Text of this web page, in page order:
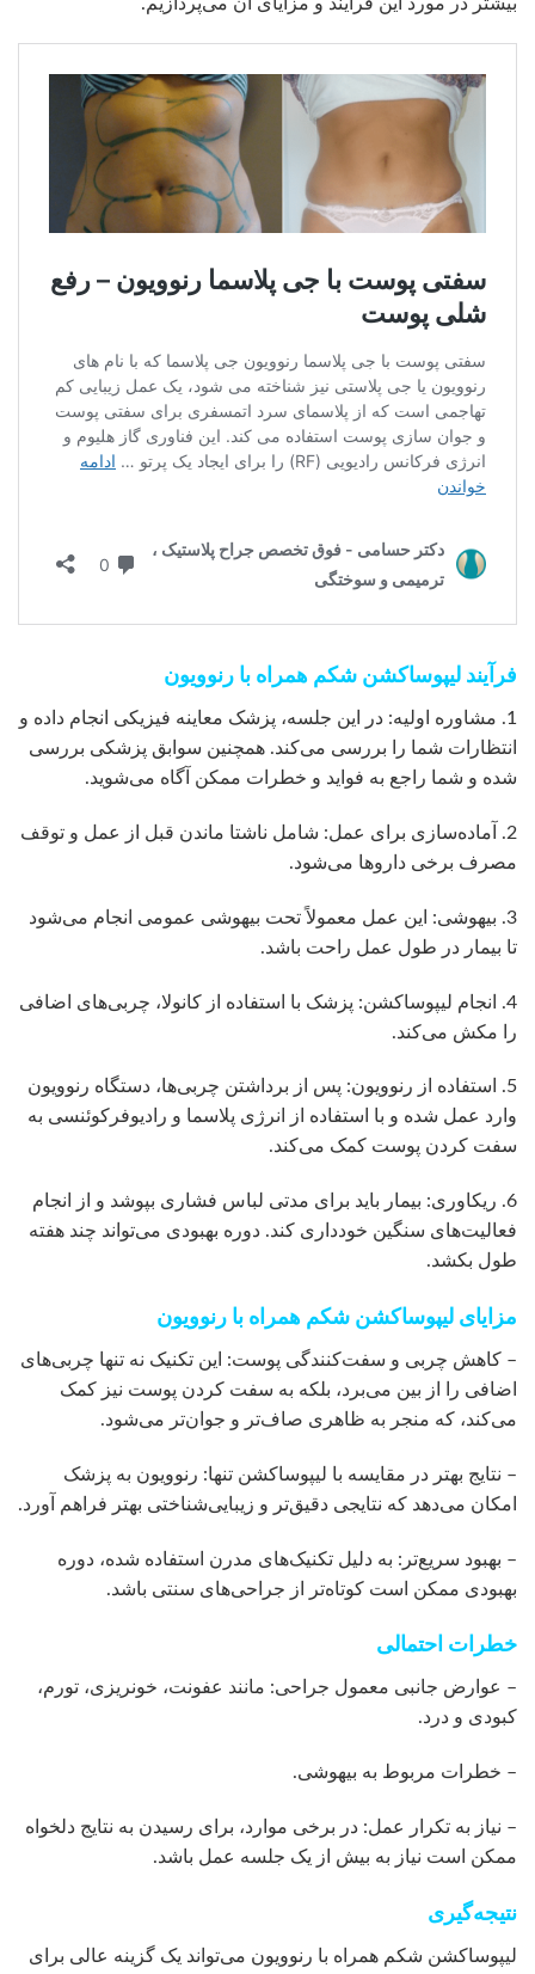
فرآیند لیپوساکشن شکم همراه با رنوویون
1. مشاوره اولیه: در این جلسه، پزشک معاینه فیزیکی انجام داده و
انتظارات شما را بررسی می‌کند. همچنین سوابق پزشکی بررسی
شده و شما راجع به فواید و خطرات ممکن آگاه می‌شوید.
2. آماده‌سازی برای عمل: شامل ناشتا ماندن قبل از عمل و توقف
مصرف برخی داروها می‌شود.
3. بیهوشی: این عمل معمولاً تحت بیهوشی عمومی انجام می‌شود
تا بیمار در طول عمل راحت باشد.
4. انجام لیپوساکشن: پزشک با استفاده از کانولا، چربی‌های اضافی
را مکش می‌کند.
5. استفاده از رنوویون: پس از برداشتن چربی‌ها، دستگاه رنوویون
وارد عمل شده و با استفاده از انرژی پلاسما و رادیوفرکوئنسی به
سفت کردن پوست کمک می‌کند.
6. ریکاوری: بیمار باید برای مدتی لباس فشاری بپوشد و از انجام
فعالیت‌های سنگین خودداری کند. دوره بهبودی می‌تواند چند هفته
طول بکشد.
مزایای لیپوساکشن شکم همراه با رنوویون
– کاهش چربی و سفت‌کنندگی پوست: این تکنیک نه تنها چربی‌های
اضافی را از بین می‌برد، بلکه به سفت کردن پوست نیز کمک
می‌کند، که منجر به ظاهری صاف‌تر و جوان‌تر می‌شود.
– نتایج بهتر در مقایسه با لیپوساکشن تنها: رنوویون به پزشک
امکان می‌دهد که نتایجی دقیق‌تر و زیبایی‌شناختی بهتر فراهم آورد.
– بهبود سریع‌تر: به دلیل تکنیک‌های مدرن استفاده شده، دوره
بهبودی ممکن است کوتاه‌تر از جراحی‌های سنتی باشد.
خطرات احتمالی
– عوارض جانبی معمول جراحی: مانند عفونت، خونریزی، تورم،
کبودی و درد.
– خطرات مربوط به بیهوشی.
– نیاز به تکرار عمل: در برخی موارد، برای رسیدن به نتایج دلخواه
ممکن است نیاز به بیش از یک جلسه عمل باشد.
نتیجه‌گیری
لیپوساکشن شکم همراه با رنوویون می‌تواند یک گزینه عالی برای